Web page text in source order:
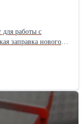
для работы с
заправка нового
манометр
- Актуальная
стандартные
меню
- Гибкие
доступ для
в помпу).